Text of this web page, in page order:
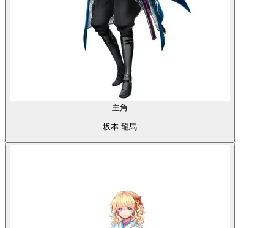
主角
坂本 龍馬